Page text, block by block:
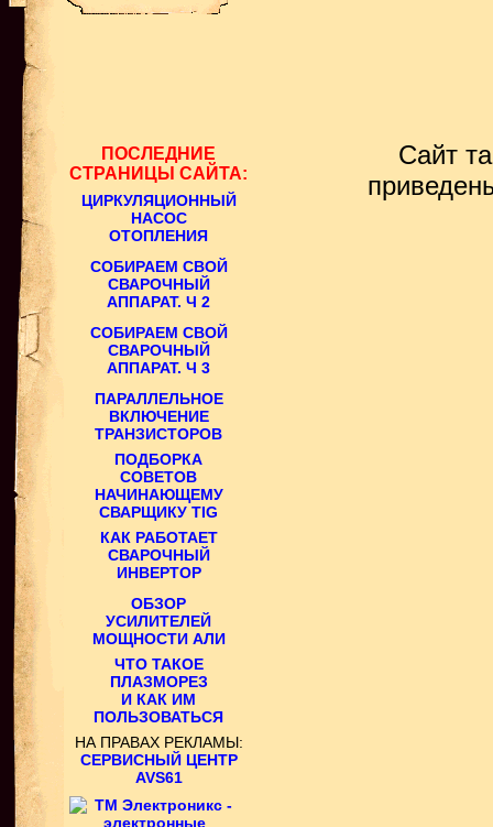
ПОСЛЕДНИЕ
СТРАНИЦЫ САЙТА:
ЦИРКУЛЯЦИОННЫЙ
НАСОС
ОТОПЛЕНИЯ
СОБИРАЕМ СВОЙ
СВАРОЧНЫЙ
АППАРАТ. Ч 2
СОБИРАЕМ СВОЙ
СВАРОЧНЫЙ
АППАРАТ. Ч 3
ПАРАЛЛЕЛЬНОЕ
ВКЛЮЧЕНИЕ
ТРАНЗИСТОРОВ
ПОДБОРКА
СОВЕТОВ
НАЧИНАЮЩЕМУ
СВАРЩИКУ TIG
КАК РАБОТАЕТ
СВАРОЧНЫЙ
ИНВЕРТОР
ОБЗОР
УСИЛИТЕЛЕЙ
МОЩНОСТИ АЛИ
ЧТО ТАКОЕ
ПЛАЗМОРЕЗ
И КАК ИМ
ПОЛЬЗОВАТЬСЯ
НА ПРАВАХ РЕКЛАМЫ:
СЕРВИСНЫЙ ЦЕНТР
AVS61
Сайт